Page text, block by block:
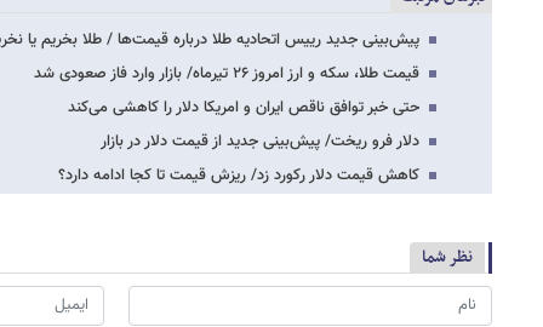
پیش‌بینی جدید رییس اتحادیه طلا درباره قیمت‌ها / طلا بخریم یا
قیمت طلا، سکه و ارز امروز ۲۶ تیرماه/ بازار وارد فاز صعودی شد
حتی خبر توافق ناقص ایران و امریکا دلار را کاهشی می‌کند
دلار فرو ریخت/ پیش‌بینی جدید از قیمت دلار در بازار
کاهش قیمت دلار رکورد زد/ ریزش قیمت تا کجا ادامه دارد؟
نظر شما